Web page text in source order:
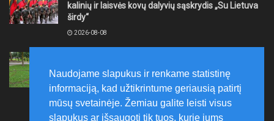
kalinių ir laisvės kovų dalyvių sąskrydis „Su Lietuva
širdy“
2026-08-08
laikytis Kelių eismo taisyklių, tausoti aplinką
2026-08-08
Naudojame slapukus ir renkame statistinę
informaciją, kad užtikrintume geriausią patirtį
mūsų svetainėje. Žemiau galite leisti visus
slapukus ar išsaugoti tik tuos, kurie jums